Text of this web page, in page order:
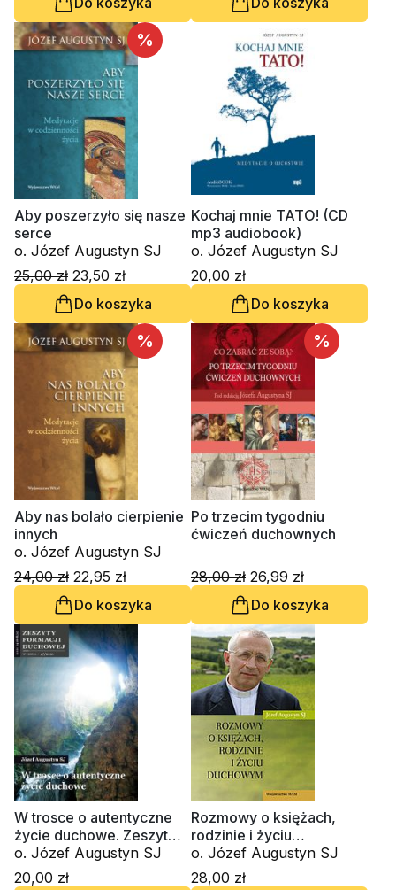
%
Aby poszerzyło się nasze
serce
o. Józef Augustyn SJ
25,00 zł 23,50 zł
Do koszyka
Kochaj mnie TATO! (CD
mp3 audiobook)
o. Józef Augustyn SJ
20,00 zł
Do koszyka
%
Aby nas bolało cierpienie
innych
o. Józef Augustyn SJ
24,00 zł 22,95 zł
Do koszyka
%
Po trzecim tygodniu
ćwiczeń duchownych
28,00 zł 26,99 zł
Do koszyka
W trosce o autentyczne
życie duchowe. Zeszyt
Formacji Duchowej nr 47
o. Józef Augustyn SJ
20,00 zł
Rozmowy o księżach,
rodzinie i życiu
duchowym
o. Józef Augustyn SJ
28,00 zł